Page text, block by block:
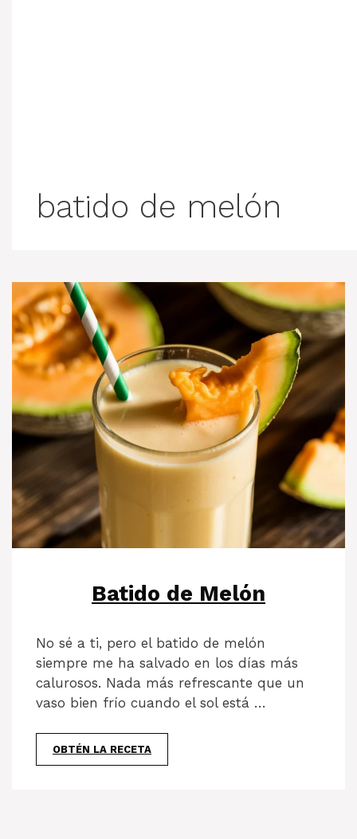
batido de melón
Batido de Melón
No sé a ti, pero el batido de melón
siempre me ha salvado en los días más
calurosos. Nada más refrescante que un
vaso bien frío cuando el sol está …
OBTÉN LA RECETA